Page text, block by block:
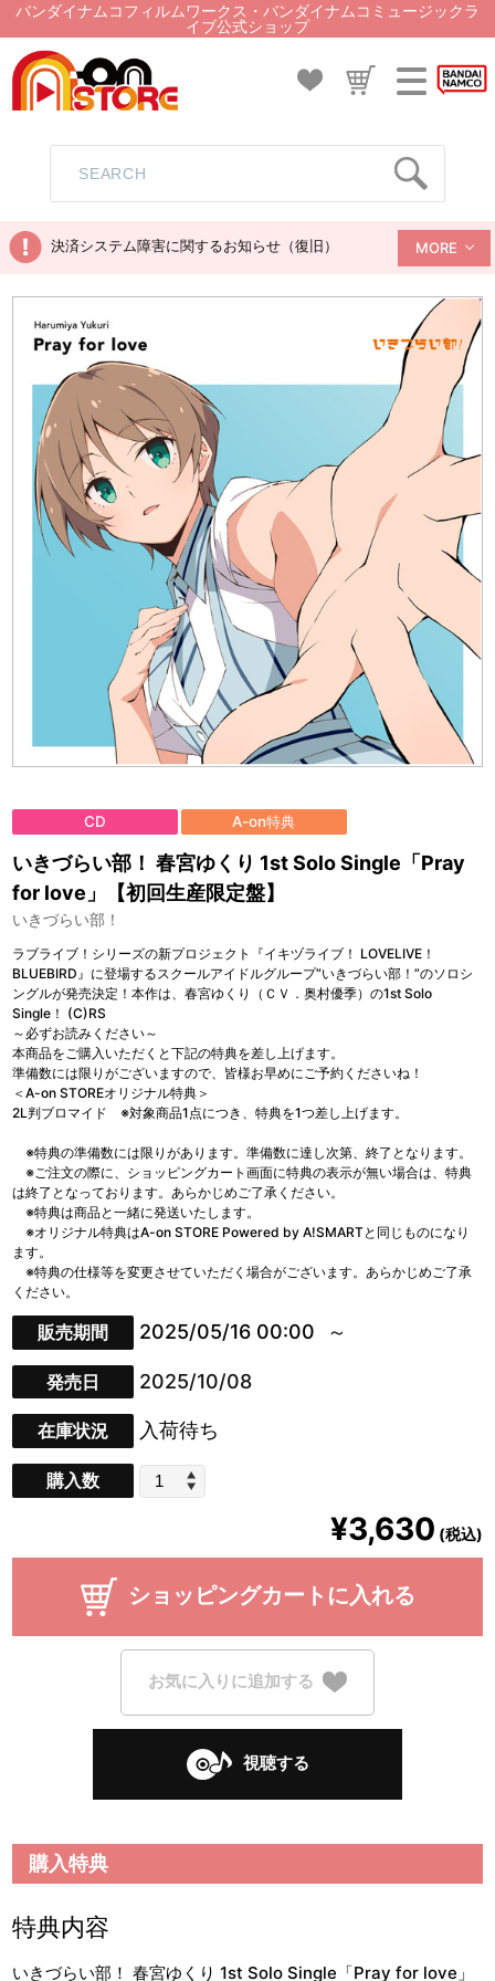
バンダイナムコフィルムワークス・バンダイナムコミュージックラ
イブ公式ショップ
決済システム障害に関するお知らせ（復旧） MORE
CD A-on特典
いきづらい部！ 春宮ゆくり 1st Solo Single「Pray
for love」【初回生産限定盤】
いきづらい部！
ラブライブ！シリーズの新プロジェクト『イキヅライブ！ LOVELIVE！
BLUEBIRD』に登場するスクールアイドルグループ“いきづらい部！”のソロシ
ングルが発売決定！本作は、春宮ゆくり（ＣＶ．奥村優季）の1st Solo
Single！ (C)RS
～必ずお読みください～
本商品をご購入いただくと下記の特典を差し上げます。
準備数には限りがございますので、皆様お早めにご予約くださいね！
＜A-on STOREオリジナル特典＞
2L判ブロマイド ※対象商品1点につき、特典を1つ差し上げます。
※特典の準備数には限りがあります。準備数に達し次第、終了となります。
※ご注文の際に、ショッピングカート画面に特典の表示が無い場合は、特典
は終了となっております。あらかじめご了承ください。
※特典は商品と一緒に発送いたします。
※オリジナル特典はA-on STORE Powered by A!SMARTと同じものになり
ます。
※特典の仕様等を変更させていただく場合がございます。あらかじめご了承
ください。
販売期間 2025/05/16 00:00
発売日 2025/10/08
在庫状況 入荷待ち
購入数
¥3,630 (税込)
ショッピングカートに入れる
お気に入りに追加する
視聴する
購入特典
特典内容
いきづらい部！ 春宮ゆくり 1st Solo Single「Pray for love」